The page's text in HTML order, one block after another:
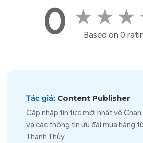
0 ★ ★ ★
Based on 0
Tác giả: Content Publisher
Cập nhập tin tức mới nhất về
và các thông tin ưu đãi mua hàng
Thanh Thủy